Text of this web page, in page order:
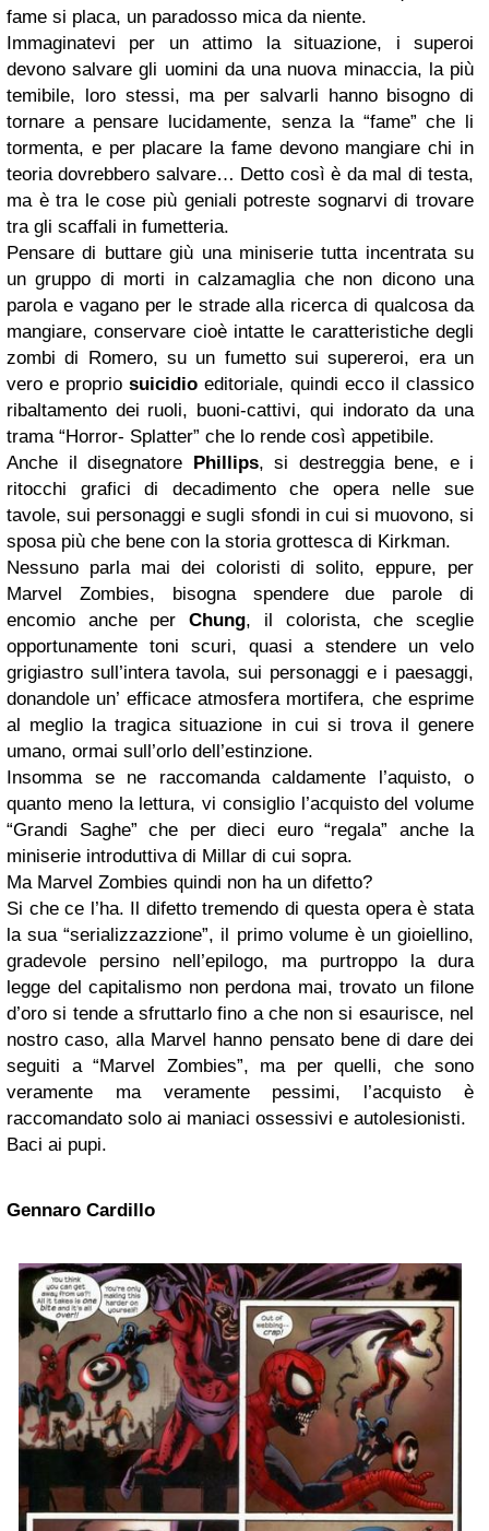
fame si placa, un paradosso mica da niente.
Immaginatevi per un attimo la situazione, i superoi
devono salvare gli uomini da una nuova minaccia, la più
temibile, loro stessi, ma per salvarli hanno bisogno di
tornare a pensare lucidamente, senza la “fame” che li
tormenta, e per placare la fame devono mangiare chi in
teoria dovrebbero salvare… Detto così è da mal di testa,
ma è tra le cose più geniali potreste sognarvi di trovare
tra gli scaffali in fumetteria.
Pensare di buttare giù una miniserie tutta incentrata su
un gruppo di morti in calzamaglia che non dicono una
parola e vagano per le strade alla ricerca di qualcosa da
mangiare, conservare cioè intatte le caratteristiche degli
zombi di Romero, su un fumetto sui supereroi, era un
vero e proprio suicidio editoriale, quindi ecco il classico
ribaltamento dei ruoli, buoni-cattivi, qui indorato da una
trama “Horror- Splatter” che lo rende così appetibile.
Anche il disegnatore Phillips, si destreggia bene, e i
ritocchi grafici di decadimento che opera nelle sue
tavole, sui personaggi e sugli sfondi in cui si muovono, si
sposa più che bene con la storia grottesca di Kirkman.
Nessuno parla mai dei coloristi di solito, eppure, per
Marvel Zombies, bisogna spendere due parole di
encomio anche perChung, il colorista, che sceglie
opportunamente toni scuri, quasi a stendere un velo
grigiastro sull’intera tavola, sui personaggi e i paesaggi,
donandole un’ efficace atmosfera mortifera, che esprime
al meglio la tragica situazione in cui si trova il genere
umano, ormai sull’orlo dell’estinzione.
Insomma se ne raccomanda caldamente l’aquisto, o
quanto meno la lettura, vi consiglio l’acquisto del volume
“Grandi Saghe” che per dieci euro “regala” anche la
miniserie introduttiva di Millar di cui sopra.
Ma Marvel Zombies quindi non ha un difetto?
Si che ce l’ha. Il difetto tremendo di questa opera è stata
la sua “serializzazzione”, il primo volume è un gioiellino,
gradevole persino nell’epilogo, ma purtroppo la dura
legge del capitalismo non perdona mai, trovato un filone
d’oro si tende a sfruttarlo fino a che non si esaurisce, nel
nostro caso, alla Marvel hanno pensato bene di dare dei
seguiti a “Marvel Zombies”, ma per quelli, che sono
veramente ma veramente pessimi, l’acquisto è
raccomandato solo ai maniaci ossessivi e autolesionisti.
Baci ai pupi.
Gennaro Cardillo